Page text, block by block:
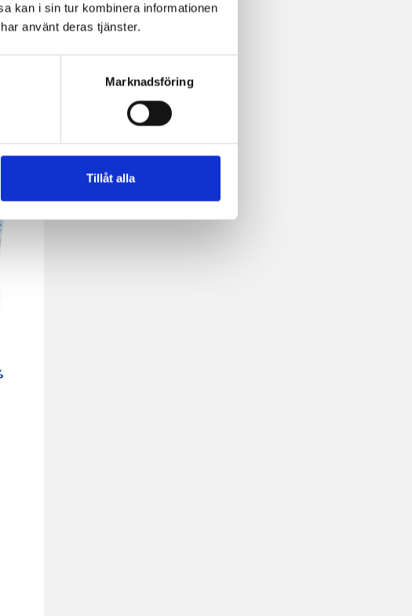
kan i sin tur kombinera informationen
använt deras tjänster.
Marknadsföring
Tillåt alla